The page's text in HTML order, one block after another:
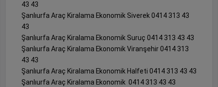
43 43
Şanlıurfa Araç Kiralama Ekonomik Siverek 0414 313 43
43
Şanlıurfa Araç Kiralama Ekonomik Suruç 0414 313 43 43
Şanlıurfa Araç Kiralama Ekonomik Viranşehir 0414 313
43 43
Şanlıurfa Araç Kiralama Ekonomik Halfeti 0414 313 43 43
Şanlıurfa Araç Kiralama Ekonomik 0414 313 43 43